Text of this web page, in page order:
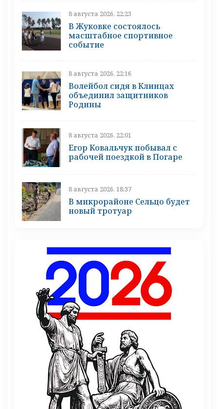
8 августа 2026, 22:23
В Жуковке состоялось
масштабное спортивное
событие
8 августа 2026, 22:16
Волейбол сидя в Клинцах
объединил защитников
Родины
8 августа 2026, 22:01
Егор Ковальчук побывал с
рабочей поездкой в Погаре
8 августа 2026, 18:37
В микрорайоне Сельцо будет
новый тротуар